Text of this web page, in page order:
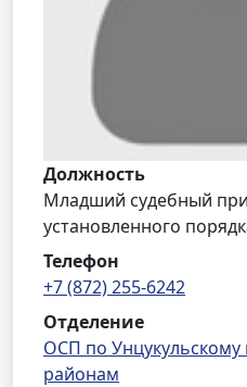
Должность
Младший судебный
установленного
Телефон
+7 (872) 255-6242
Отделение
ОСП по Унцукульскому
районам